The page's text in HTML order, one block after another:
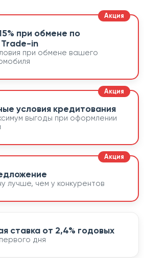
при обмене по
in
при обмене вашего
условия кредитования
выгоды при оформлении
лучше, чем у конкурентов
ставка от 2,4% годовых
дня